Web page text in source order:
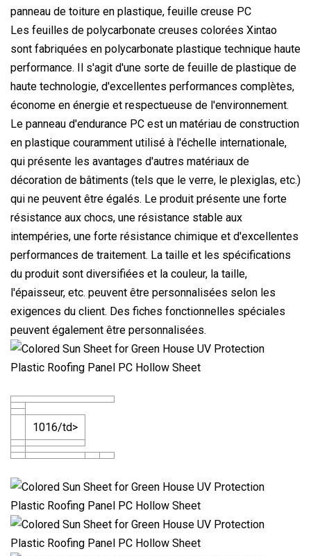
panneau de toiture en plastique, feuille creuse PC
Les feuilles de polycarbonate creuses colorées Xintao
sont fabriquées en polycarbonate plastique technique haute
performance. Il s'agit d'une sorte de feuille de plastique de
haute technologie, d'excellentes performances complètes,
économe en énergie et respectueuse de l'environnement.
Le panneau d'endurance PC est un matériau de construction
en plastique couramment utilisé à l'échelle internationale,
qui présente les avantages d'autres matériaux de
décoration de bâtiments (tels que le verre, le plexiglas, etc.)
qui ne peuvent être égalés. Le produit présente une forte
résistance aux chocs, une résistance stable aux
intempéries, une forte résistance chimique et d'excellentes
performances de traitement. La taille et les spécifications
du produit sont diversifiées et la couleur, la taille,
l'épaisseur, etc. peuvent être personnalisées selon les
exigences du client. Des fiches fonctionnelles spéciales
peuvent également être personnalisées.
1016/td>